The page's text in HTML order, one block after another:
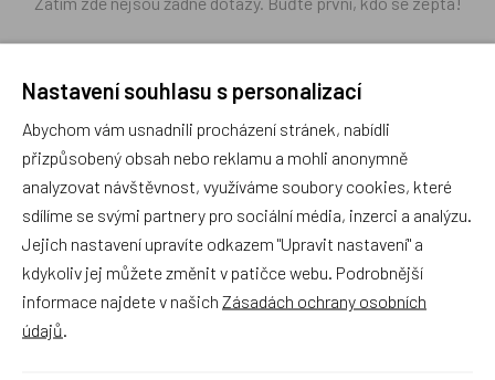
Recenze
Produkt zatím nemá žádné hodnocení,buďte první, kdo
produkt ohodnotí!
Přidat hodnocení
Nastavení souhlasu s personalizací
Abychom vám usnadnili procházení stránek, nabídli
přizpůsobený obsah nebo reklamu a mohli anonymně
analyzovat návštěvnost, využíváme soubory cookies, které
sdílíme se svými partnery pro sociální média, inzerci a analýzu.
Jejich nastavení upravíte odkazem "Upravit nastavení" a
kdykoliv jej můžete změnit v patičce webu. Podrobnější
informace najdete v našich Zásadách ochrany osobních
údajů